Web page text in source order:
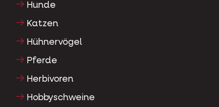
Hunde
Katzen
Hühnervögel
Pferde
Herbivoren
Hobbyschweine